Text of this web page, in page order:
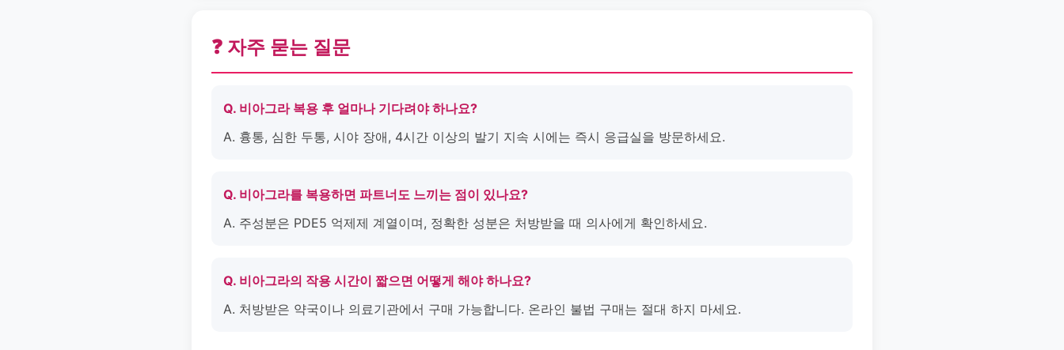
❓ 자주 묻는 질문
Q. 비아그라 복용 후 얼마나 기다려야 하나요?
A. 흉통, 심한 두통, 시야 장애, 4시간 이상의 발기 지속 시에는 즉시 응급실을 방문하세요.
Q. 비아그라를 복용하면 파트너도 느끼는 점이 있나요?
A. 주성분은 PDE5 억제제 계열이며, 정확한 성분은 처방받을 때 의사에게 확인하세요.
Q. 비아그라의 작용 시간이 짧으면 어떻게 해야 하나요?
A. 처방받은 약국이나 의료기관에서 구매 가능합니다. 온라인 불법 구매는 절대 하지 마세요.